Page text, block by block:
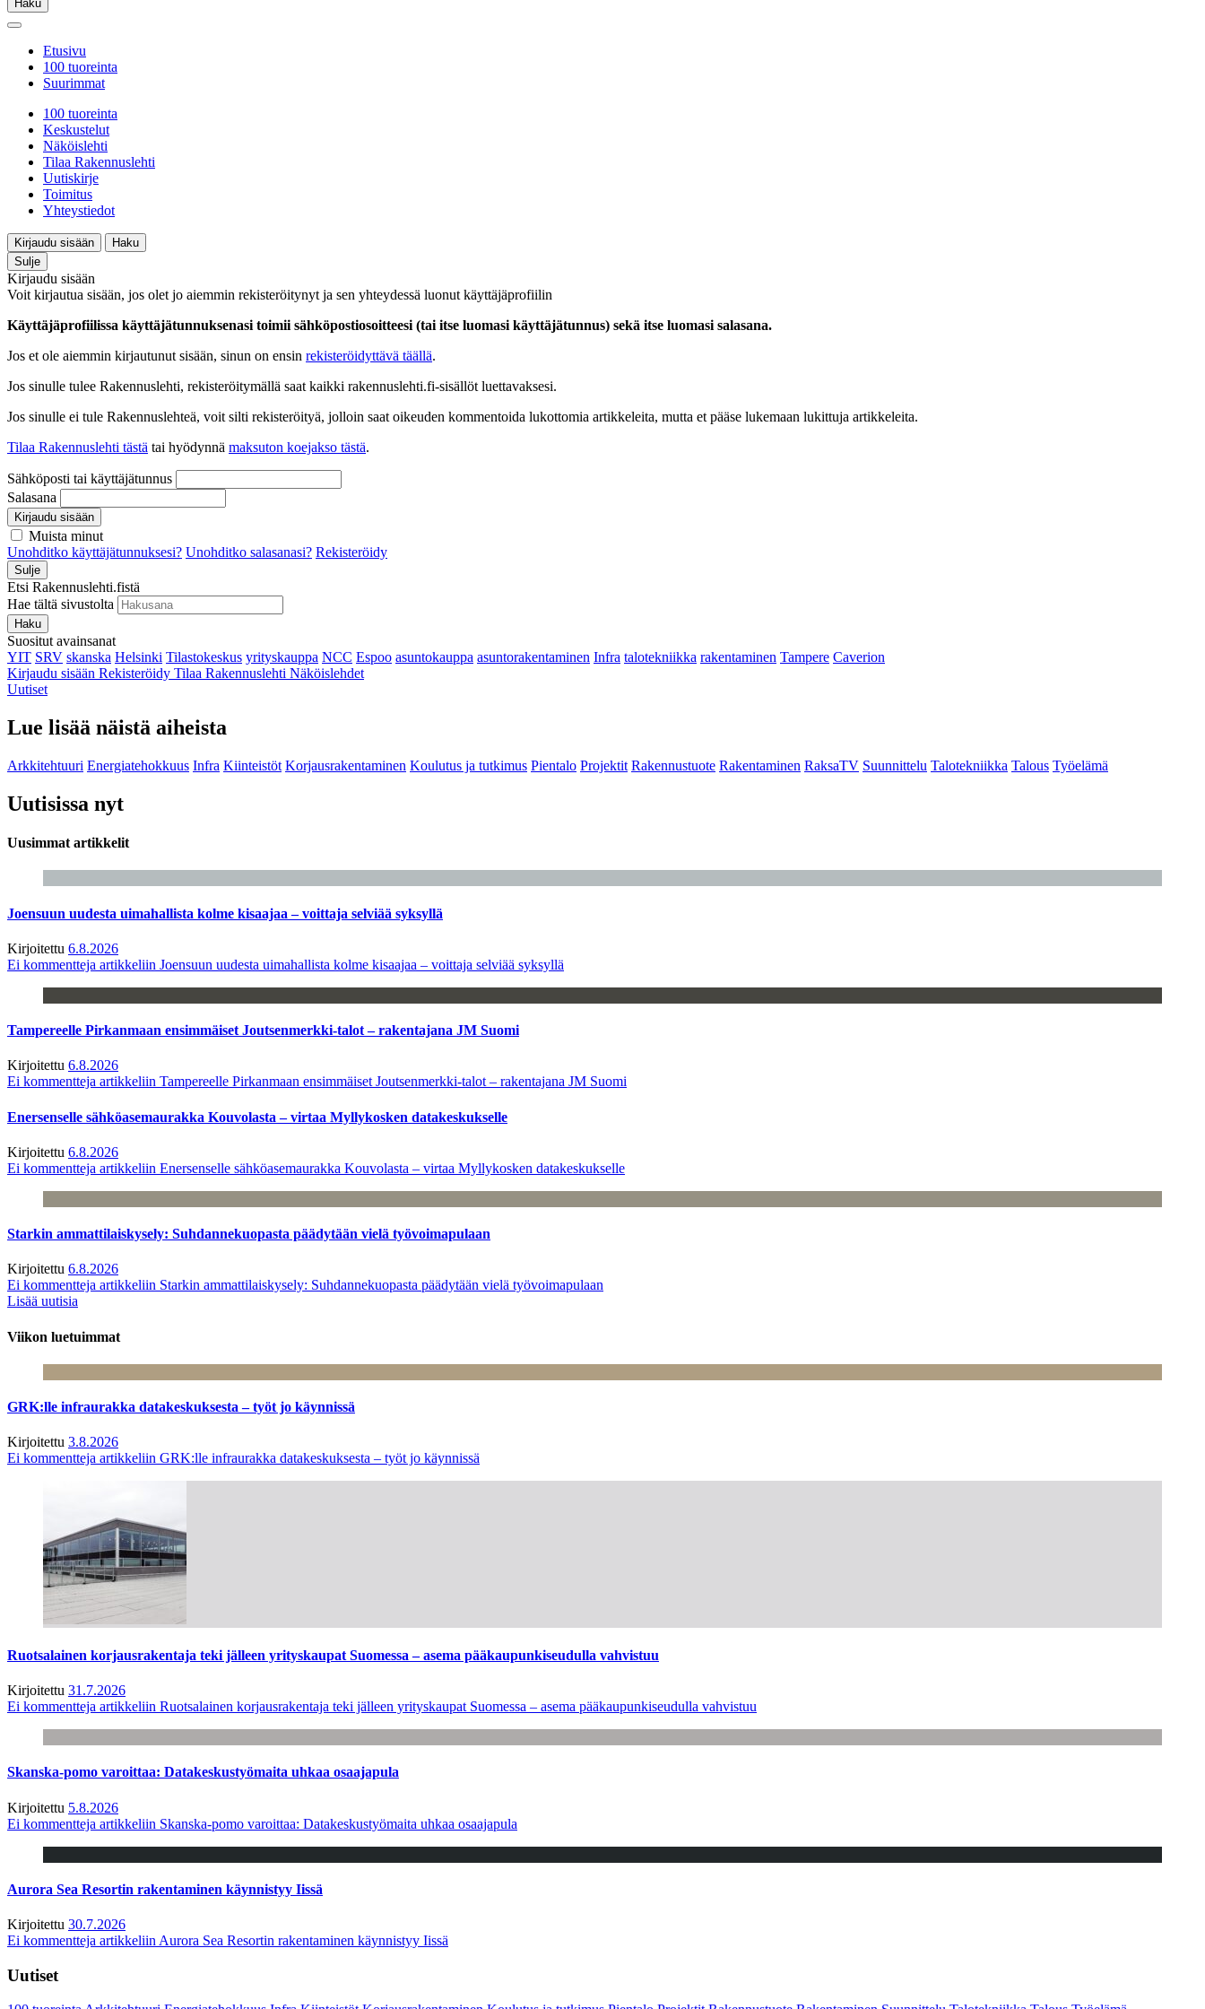
Haku
Etusivu
100 tuoreinta
Suurimmat
100 tuoreinta
Keskustelut
Näköislehti
Tilaa Rakennuslehti
Uutiskirje
Toimitus
Yhteystiedot
Kirjaudu sisään
Haku
Sulje
Kirjaudu sisään
Voit kirjautua sisään, jos olet jo aiemmin rekisteröitynyt ja sen yhteydessä luonut käyttäjäprofiilin
Käyttäjäprofiilissa käyttäjätunnuksenasi toimii sähköpostiosoitteesi (tai itse luomasi käyttäjätunnus) sekä itse luomasi salasana.
Jos et ole aiemmin kirjautunut sisään, sinun on ensin rekisteröidyttävä täällä.
Jos sinulle tulee Rakennuslehti, rekisteröitymällä saat kaikki rakennuslehti.fi-sisällöt luettavaksesi.
Jos sinulle ei tule Rakennuslehteä, voit silti rekisteröityä, jolloin saat oikeuden kommentoida lukottomia artikkeleita, mutta et pääse lukemaan lukittuja artikkeleita.
Tilaa Rakennuslehti tästä tai hyödynnä maksuton koejakso tästä.
Sähköposti tai käyttäjätunnus
Salasana
Kirjaudu sisään
Muista minut
Unohditko käyttäjätunnuksesi? Unohditko salasanasi? Rekisteröidy
Sulje
Etsi Rakennuslehti.fistä
Hae tältä sivustolta
Haku
Suositut avainsanat
YIT SRV skanska Helsinki Tilastokeskus yrityskauppa NCC Espoo asuntokauppa asuntorakentaminen Infra talotekniikka rakentaminen Tampere Caverion
Kirjaudu sisään Rekisteröidy Tilaa Rakennuslehti Näköislehdet
Uutiset
Lue lisää näistä aiheista
Arkkitehtuuri Energiatehokkuus Infra Kiinteistöt Korjausrakentaminen Koulutus ja tutkimus Pientalo Projektit Rakennustuote Rakentaminen RaksaTV Suunnittelu Talotekniikka Talous Työelämä
Uutisissa nyt
Uusimmat artikkelit
Joensuun uudesta uimahallista kolme kisaajaa – voittaja selviää syksyllä
Kirjoitettu 6.8.2026
Ei kommentteja artikkeliin Joensuun uudesta uimahallista kolme kisaajaa – voittaja selviää syksyllä
Tampereelle Pirkanmaan ensimmäiset Joutsenmerkki-talot – rakentajana JM Suomi
Kirjoitettu 6.8.2026
Ei kommentteja artikkeliin Tampereelle Pirkanmaan ensimmäiset Joutsenmerkki-talot – rakentajana JM Suomi
Enersenselle sähköasemaurakka Kouvolasta – virtaa Myllykosken datakeskukselle
Kirjoitettu 6.8.2026
Ei kommentteja artikkeliin Enersenselle sähköasemaurakka Kouvolasta – virtaa Myllykosken datakeskukselle
Starkin ammattilaiskysely: Suhdannekuopasta päädytään vielä työvoimapulaan
Kirjoitettu 6.8.2026
Ei kommentteja artikkeliin Starkin ammattilaiskysely: Suhdannekuopasta päädytään vielä työvoimapulaan
Lisää uutisia
Viikon luetuimmat
GRK:lle infraurakka datakeskuksesta – työt jo käynnissä
Kirjoitettu 3.8.2026
Ei kommentteja artikkeliin GRK:lle infraurakka datakeskuksesta – työt jo käynnissä
Ruotsalainen korjausrakentaja teki jälleen yrityskaupat Suomessa – asema pääkaupunkiseudulla vahvistuu
Kirjoitettu 31.7.2026
Ei kommentteja artikkeliin Ruotsalainen korjausrakentaja teki jälleen yrityskaupat Suomessa – asema pääkaupunkiseudulla vahvistuu
Skanska-pomo varoittaa: Datakeskustyömaita uhkaa osaajapula
Kirjoitettu 5.8.2026
Ei kommentteja artikkeliin Skanska-pomo varoittaa: Datakeskustyömaita uhkaa osaajapula
Aurora Sea Resortin rakentaminen käynnistyy Iissä
Kirjoitettu 30.7.2026
Ei kommentteja artikkeliin Aurora Sea Resortin rakentaminen käynnistyy Iissä
Uutiset